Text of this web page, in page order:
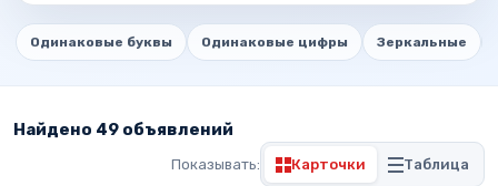
Одинаковые буквы Одинаковые цифры Зеркальные
Найдено 49 объявлений
Показывать: Карточки Таблица